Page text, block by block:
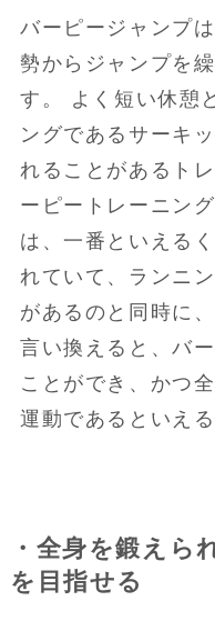
バーピージャンプ
勢からジャンプを
す。 よく短い休憩
ングであるサーキ
れることがあるト
ーピートレーニン
は、一番といえる
れていて、ランニ
があるのと同時に
言い換えると、バ
ことができ、かつ
運動であるといえる
・全身を鍛えら
を目指せる